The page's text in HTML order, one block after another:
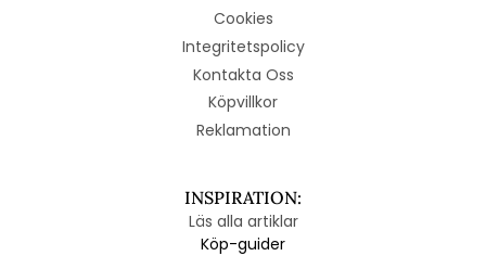
Cookies
Integritetspolicy
Kontakta Oss
Köpvillkor
Reklamation
INSPIRATION:
Läs alla artiklar
Köp-guider